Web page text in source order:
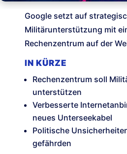
Google setzt auf
Militärunterstützung mit
Rechenzentrum auf der
IN KÜRZE
Rechenzentrum soll
unterstützen
Verbesserte
neues Unterseekabel
Politische
gefährden